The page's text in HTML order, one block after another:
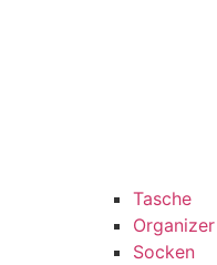
Tasche
Organizer
Socken